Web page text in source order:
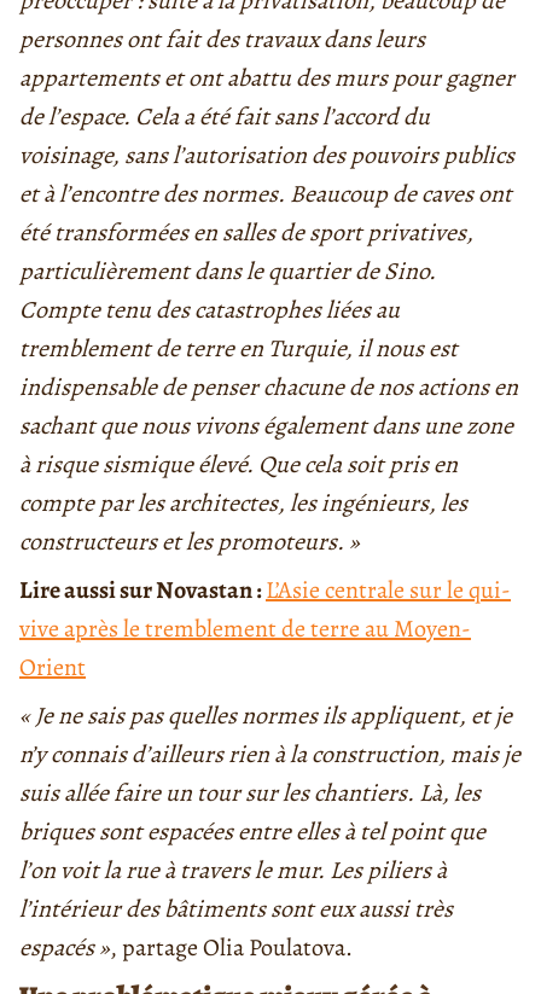
personnes ont fait des travaux dans leurs
appartements et ont abattu des murs pour gagner
de l’espace. Cela a été fait sans l’accord du
voisinage, sans l’autorisation des pouvoirs publics
et à l’encontre des normes. Beaucoup de caves ont
été transformées en salles de sport privatives,
particulièrement dans le quartier de Sino.
Compte tenu des catastrophes liées au
tremblement de terre en Turquie, il nous est
indispensable de penser chacune de nos actions en
sachant que nous vivons également dans une zone
à risque sismique élevé. Que cela soit pris en
compte par les architectes, les ingénieurs, les
constructeurs et les promoteurs. »
Lire aussi sur Novastan :L’Asie centrale sur le qui-
vive après le tremblement de terre au Moyen-
Orient
« Je ne sais pas quelles normes ils appliquent, et je
n’y connais d’ailleurs rien à la construction, mais je
suis allée faire un tour sur les chantiers. Là, les
briques sont espacées entre elles à tel point que
l’on voit la rue à travers le mur. Les piliers à
l’intérieur des bâtiments sont eux aussi très
espacés », partage Olia Poulatova.